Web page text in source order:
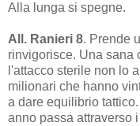
Alla lunga si spegne.
All. Ranieri 8. Prende
rinvigorisce. Una sana
l'attacco sterile non lo
milionari che hanno
a dare equilibrio
anno passa attraverso